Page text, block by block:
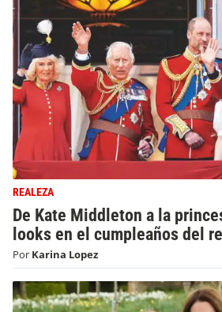
REALEZA
De Kate Middleton a la
looks en el cumpleaños del
Por Karina Lopez